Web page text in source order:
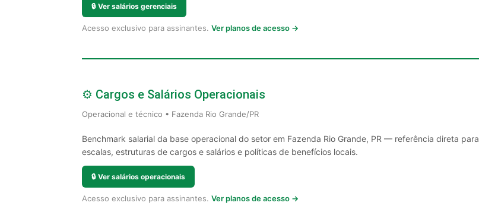
🔒 Ver salários gerenciais
Acesso exclusivo para assinantes. Ver planos de acesso →
⚙️ Cargos e Salários Operacionais
Operacional e técnico • Fazenda Rio Grande/PR
Benchmark salarial da base operacional do setor em Fazenda Rio Grande, PR — referência direta para
escalas, estruturas de cargos e salários e políticas de benefícios locais.
🔒 Ver salários operacionais
Acesso exclusivo para assinantes. Ver planos de acesso →